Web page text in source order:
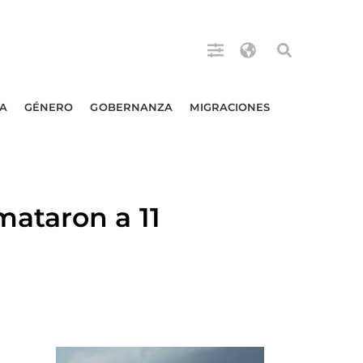
GÉNERO GOBERNANZA MIGRACIONES
a 11